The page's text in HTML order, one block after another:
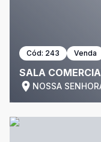
Cód: 243 Venda
SALA
NOSSA